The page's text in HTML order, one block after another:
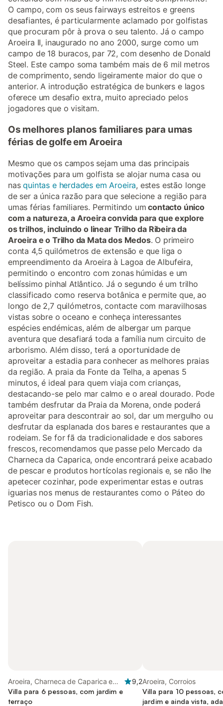
O campo, com os seus fairways estreitos e greens
desafiantes, é particularmente aclamado por golfistas
que procuram pôr à prova o seu talento. Já o campo
Aroeira II, inaugurado no ano 2000, surge como um
campo de 18 buracos, par 72, com desenho de Donald
Steel. Este campo soma também mais de 6 mil metros
de comprimento, sendo ligeiramente maior do que o
anterior. A introdução estratégica de bunkers e lagos
oferece um desafio extra, muito apreciado pelos
jogadores que o visitam.
Os melhores planos familiares para umas
férias de golfe em Aroeira
Mesmo que os campos sejam uma das principais
motivações para um golfista se alojar numa casa ou
nasquintas e herdades em Aroeira, estes estão longe
de ser a única razão para que selecione a região para
umas férias familiares. Permitindo um contacto único
com a natureza, a Aroeira convida para que explore
os trilhos, incluindo o linear Trilho da Ribeira da
Aroeira e o Trilho da Mata dos Medos. O primeiro
conta 4,5 quilómetros de extensão e que liga o
empreendimento da Aroeira à Lagoa de Albufeira,
permitindo o encontro com zonas húmidas e um
belíssimo pinhal Atlântico. Já o segundo é um trilho
classificado como reserva botânica e permite que, ao
longo de 2,7 quilómetros, contacte com maravilhosas
vistas sobre o oceano e conheça interessantes
espécies endémicas, além de albergar um parque
aventura que desafiará toda a família num circuito de
arborismo. Além disso, terá a oportunidade de
aproveitar a estadia para conhecer as melhores praias
da região. A praia da Fonte da Telha, a apenas 5
minutos, é ideal para quem viaja com crianças,
destacando-se pelo mar calmo e o areal dourado. Pode
também desfrutar da Praia da Morena, onde poderá
aproveitar para descontrair ao sol, dar um mergulho ou
desfrutar da esplanada dos bares e restaurantes que a
rodeiam. Se for fã da tradicionalidade e dos sabores
frescos, recomendamos que passe pelo Mercado da
Charneca da Caparica, onde encontrará peixe acabado
de pescar e produtos hortícolas regionais e, se não lhe
apetecer cozinhar, pode experimentar estas e outras
iguarias nos menus de restaurantes como o Páteo do
Petisco ou o Dom Fish.
Aroeira, Charneca de Caparica e
Sobreda
9,2
Villa para 6 pessoas, com jardim e
terraço
Aroeira, Corroios
Villa para 10 pessoas,
jardim e ainda vista,